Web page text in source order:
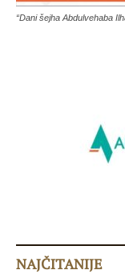
“Dani šejha Abdulvehaba
NAJČITANIJE